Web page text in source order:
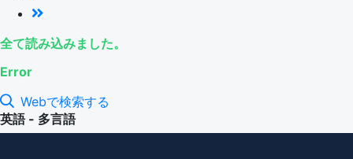
全て読み込みました。
Error
Webで検索する
英語 - 多言語